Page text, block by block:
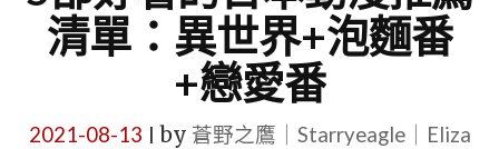
清單：異世界+泡麵番
+戀愛番
2021-08-13 by 蒼野之鷹｜Starryeagle｜Eliza